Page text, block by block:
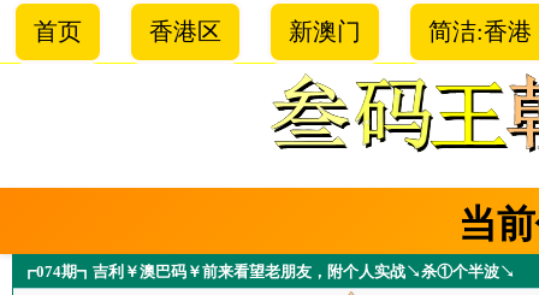
首页 香港区 新澳门 简洁:香港
当
┏074期┓吉利￥澳巴码￥前来看望老朋友，附个人实战↘杀①个半波↘